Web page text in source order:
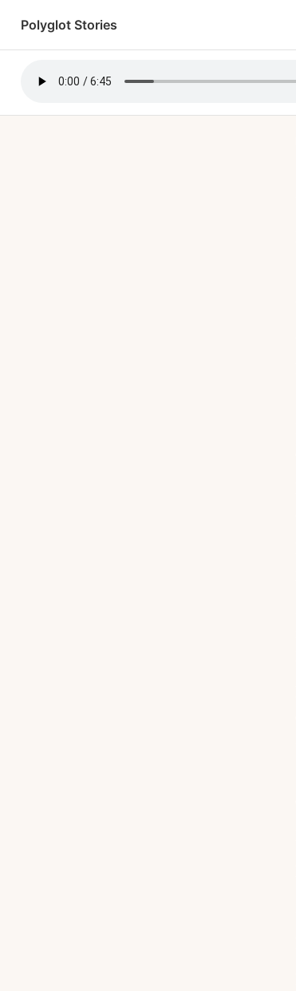
Polyglot Stories
About this project